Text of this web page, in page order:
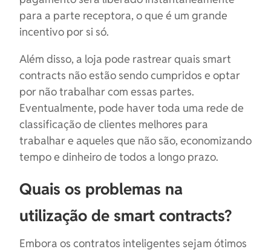
para a parte receptora, o que é um grande
incentivo por si só.
Além disso, a loja pode rastrear quais smart
contracts não estão sendo cumpridos e optar
por não trabalhar com essas partes.
Eventualmente, pode haver toda uma rede de
classificação de clientes melhores para
trabalhar e aqueles que não são, economizando
tempo e dinheiro de todos a longo prazo.
Quais os problemas na
utilização de smart contracts?
Embora os contratos inteligentes sejam ótimos